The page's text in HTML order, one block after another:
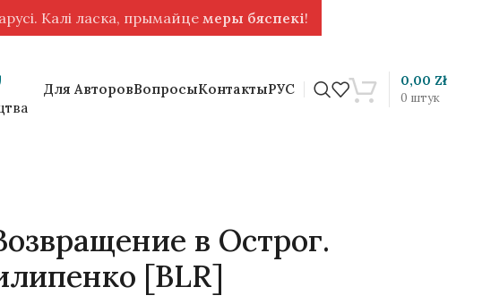
Для АвторовВопросыКонтактыРУС
0 штук
0,00 Zł
в Острог.
[BLR]
Калі ласка, прымайце меры бяспекі!